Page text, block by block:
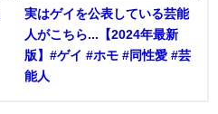
実はゲイを公表している芸能
人がこちら...【2024年最新
版】#ゲイ #ホモ #同性愛 #芸
能人